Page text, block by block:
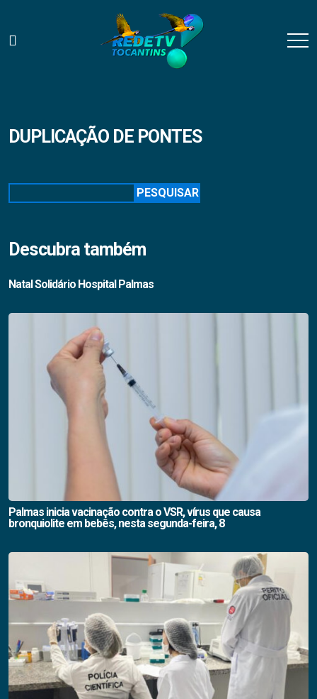
DUPLICAÇÃO DE PONTES
PESQUISAR
Descubra também
Natal Solidário Hospital Palmas
Palmas inicia vacinação contra o VSR, vírus que causa
bronquiolite em bebês, nesta segunda-feira, 8